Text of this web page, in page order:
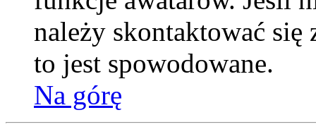
należy skontaktować
to jest spowodowane.
Na górę